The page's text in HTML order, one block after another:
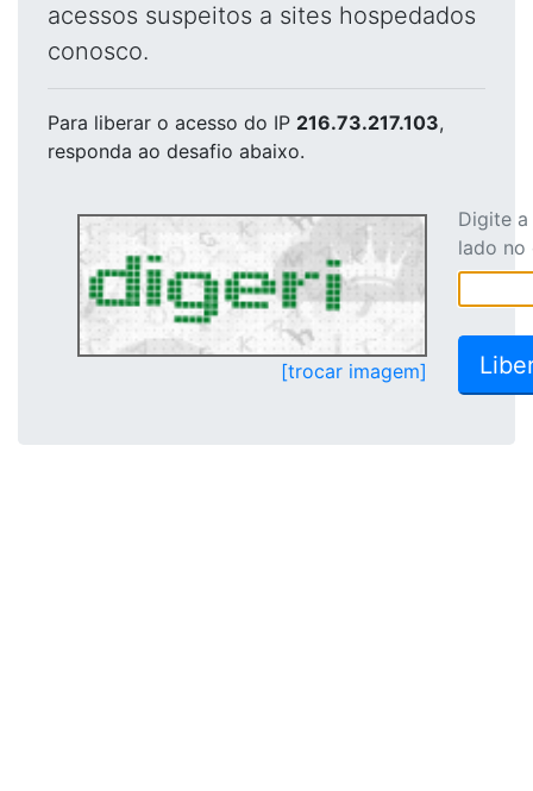
acessos suspeitos a sites hospedados
conosco.
Para liberar o acesso do IP 216.73.217.103,
responda ao desafio abaixo.
[trocar imagem]
Digite
lado no